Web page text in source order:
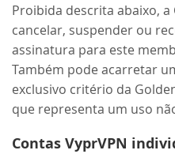
Proibida descrita abaixo,
cancelar, suspender ou
assinatura para este
Também pode acarretar
exclusivo critério da
que representa um uso
Contas VyprVPN